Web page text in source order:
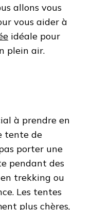
allons vous
vous aider à
idéale pour
plein air.
à prendre en
tente de
porter une
pendant des
trekking ou
Les tentes
plus chères,